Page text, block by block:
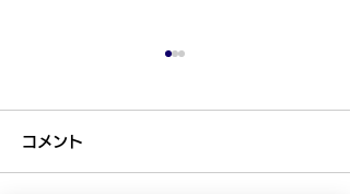
コメント